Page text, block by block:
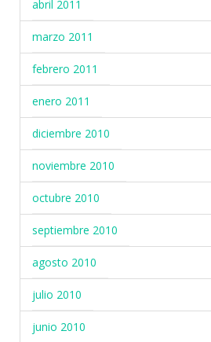
abril 2011
marzo 2011
febrero 2011
enero 2011
diciembre 2010
noviembre 2010
octubre 2010
septiembre 2010
agosto 2010
julio 2010
junio 2010